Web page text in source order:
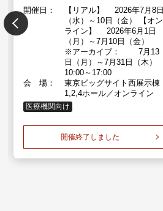
開催日：
【リアル】 2026年7月8日
（水）～10日（金） 【オン
ライン】 2026年6月1日
（月）～7月10日（金）
※アーカイブ： 7月13
日（月）～7月31日（木）
10:00～17:00
会 場：
東京ビッグサイト西展示棟
1,2,4ホール／オンライン
医療機関向け
開催終了しました